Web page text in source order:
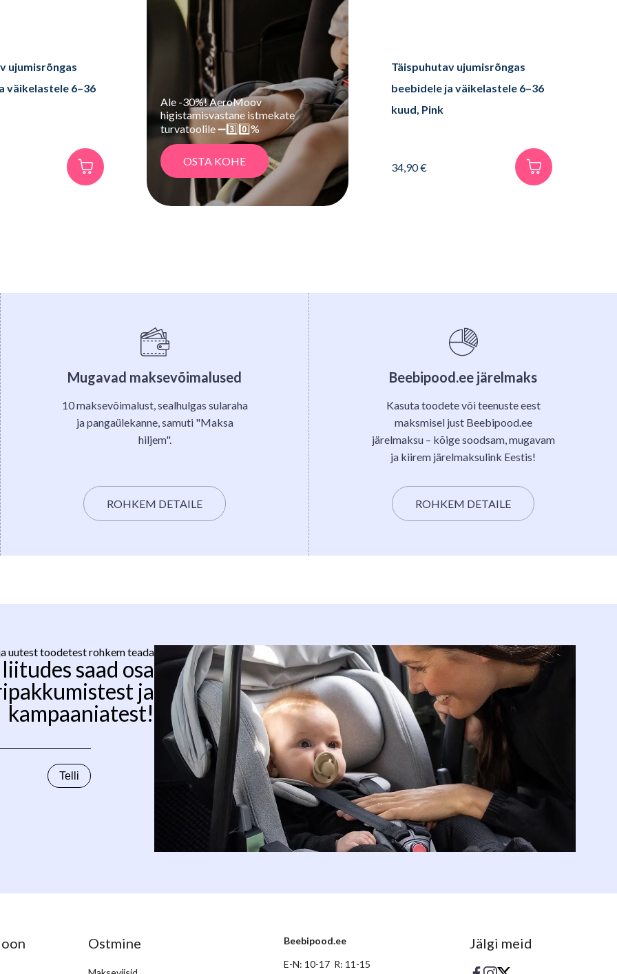
ujumisrõngas
väikelastele 6–36
Ale -30%! AeroMoov
higistamisvastane istmekate
turvatoolile ➖3️⃣0️⃣%
OSTA KOHE
Täispuhutav ujumisrõngas
beebidele ja väikelastele 6–36
kuud, Pink
34,90€
Mugavad maksevõimalused
10 maksevõimalust, sealhulgas sularaha
ja pangaülekanne, samuti "Maksa
hiljem".
ROHKEM DETAILE
Beebipood.ee järelmaks
Kasuta toodete või teenuste eest
maksmisel just Beebipood.ee
järelmaksu – kõige soodsam, mugavam
ja kiirem järelmaksulink Eestis!
ROHKEM DETAILE
uutest toodetest rohkem teada
saad osa
ja
kampaaniatest!
Ostmine
Beebipood.ee
E-N: 10-17 R: 11-15
Jälgi meid